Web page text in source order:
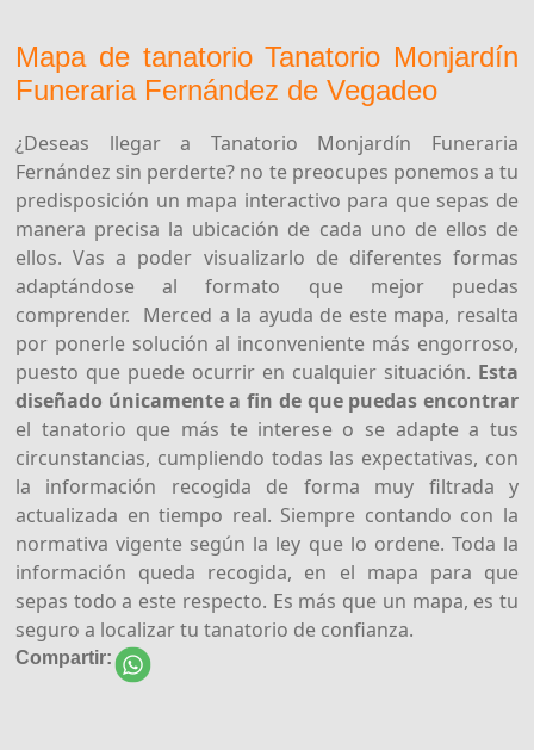
Mapa de tanatorio Tanatorio Monjardín
Funeraria Fernández de Vegadeo
¿Deseas llegar a Tanatorio Monjardín Funeraria
Fernández sin perderte? no te preocupes ponemos a tu
predisposición un mapa interactivo para que sepas de
manera precisa la ubicación de cada uno de ellos de
ellos. Vas a poder visualizarlo de diferentes formas
adaptándose al formato que mejor puedas
comprender. Merced a la ayuda de este mapa, resalta
por ponerle solución al inconveniente más engorroso,
puesto que puede ocurrir en cualquier situación. Esta
diseñado únicamente a fin de que puedas encontrar
el tanatorio que más te interese o se adapte a tus
circunstancias, cumpliendo todas las expectativas, con
la información recogida de forma muy filtrada y
actualizada en tiempo real. Siempre contando con la
normativa vigente según la ley que lo ordene. Toda la
información queda recogida, en el mapa para que
sepas todo a este respecto. Es más que un mapa, es tu
seguro a localizar tu tanatorio de confianza.
Compartir: